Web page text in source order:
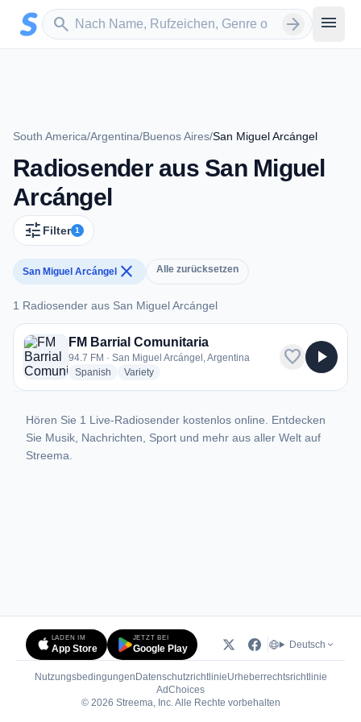
Zum Hauptinhalt springen
search
Sender suchen arrow_forward menu
South America/Argentina/Buenos Aires/San Miguel Arcángel
Radiosender aus San Miguel
Arcángel
tune Filter 1
San Miguel Arcángel close Alle zurücksetzen
1 Radiosender aus San Miguel Arcángel
1 Radiosender aus San Miguel Arcángel
FM Barrial Comunitaria
94.7 FM · San Miguel Arcángel, Argentina
Spanish radio stations
Varietyradio stations
favorite play_arrow
Hören Sie 1 Live-Radiosender kostenlos online. Entdecken
Sie Musik, Nachrichten, Sport und mehr aus aller Welt auf
Streema.
LADEN IM
App Store
JETZT BEI
Google Play Deutsch
Nutzungsbedingungen DatenschutzrichtlinieUrheberrechtsrichtlinie
AdChoices(öffnet in neuem Tab)
© 2026 Streema, Inc. Alle Rechte vorbehalten